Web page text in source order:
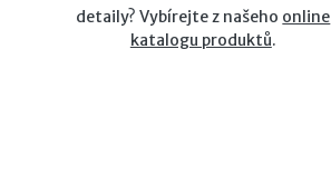
detaily? Vybírejte z našeho online
katalogu produktů.